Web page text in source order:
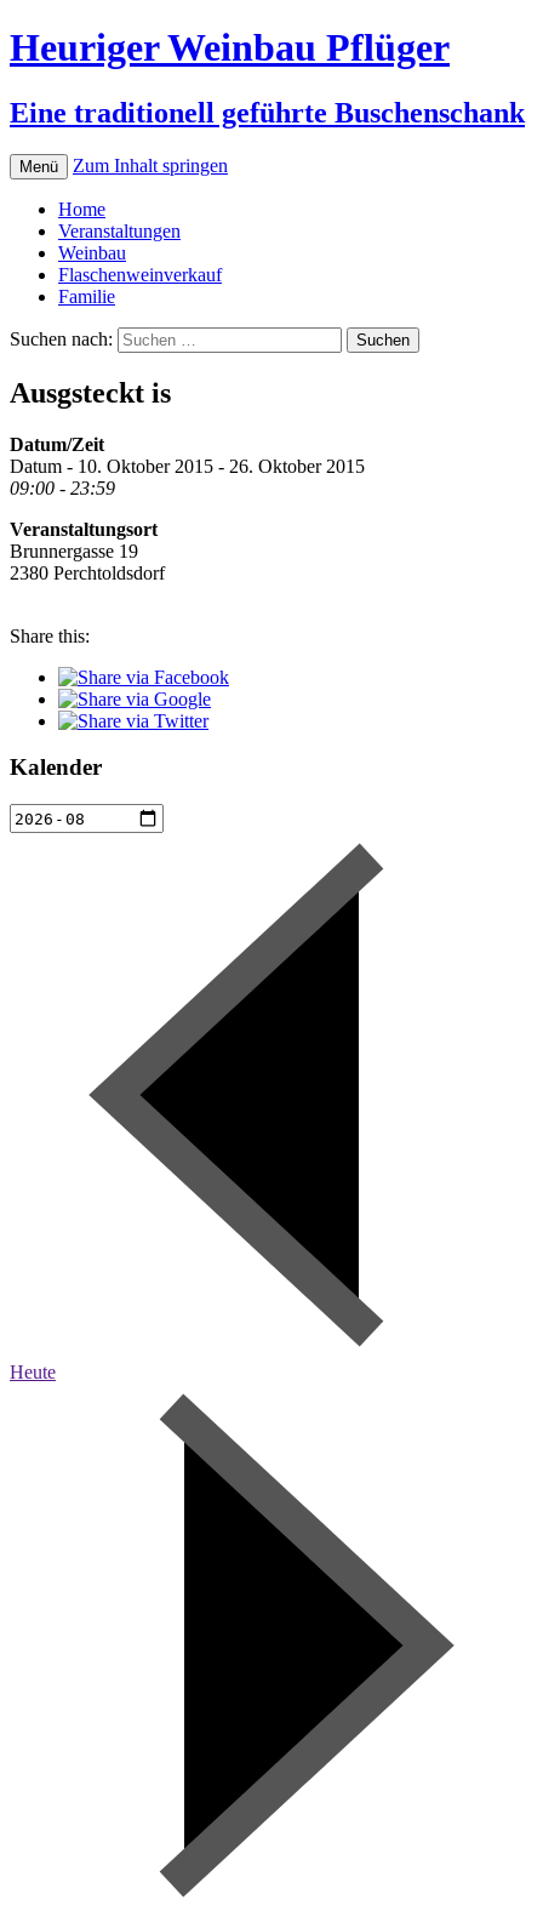
Heuriger Weinbau Pflüger
Eine traditionell geführte Buschenschank
Menü Zum Inhalt springen
Home
Veranstaltungen
Weinbau
Flaschenweinverkauf
Familie
Suchen nach:
Ausgsteckt is
Datum/Zeit
Datum - 10. Oktober 2015 - 26. Oktober 2015
09:00 - 23:59
Veranstaltungsort
Brunnergasse 19
2380 Perchtoldsdorf
Share this:
Kalender
Heute